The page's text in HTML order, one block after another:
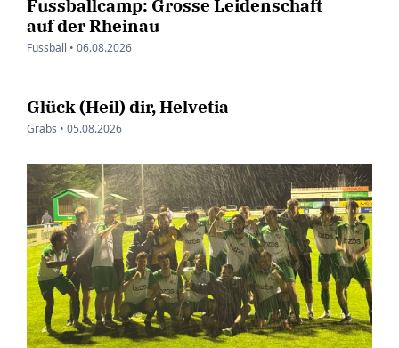
Fussballcamp: Grosse Leidenschaft
auf der Rheinau
Fussball • 06.08.2026
Glück (Heil) dir, Helvetia
Grabs • 05.08.2026